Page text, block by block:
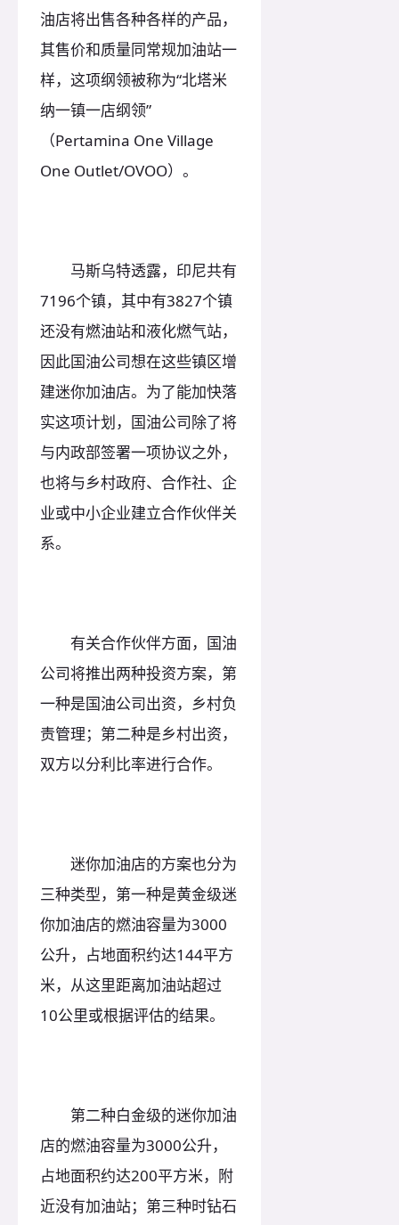
油店将出售各种各样的产品，
其售价和质量同常规加油站一
样，这项纲领被称为“北塔米
纳一镇一店纲领”
（Pertamina One Village
One Outlet/OVOO）。
马斯乌特透露，印尼共有
7196个镇，其中有3827个镇
还没有燃油站和液化燃气站，
因此国油公司想在这些镇区增
建迷你加油店。为了能加快落
实这项计划，国油公司除了将
与内政部签署一项协议之外，
也将与乡村政府、合作社、企
业或中小企业建立合作伙伴关
系。
有关合作伙伴方面，国油
公司将推出两种投资方案，第
一种是国油公司出资，乡村负
责管理；第二种是乡村出资，
双方以分利比率进行合作。
迷你加油店的方案也分为
三种类型，第一种是黄金级迷
你加油店的燃油容量为3000
公升，占地面积约达144平方
米，从这里距离加油站超过
10公里或根据评估的结果。
第二种白金级的迷你加油
店的燃油容量为3000公升，
占地面积约达200平方米，附
近没有加油站；第三种时钻石